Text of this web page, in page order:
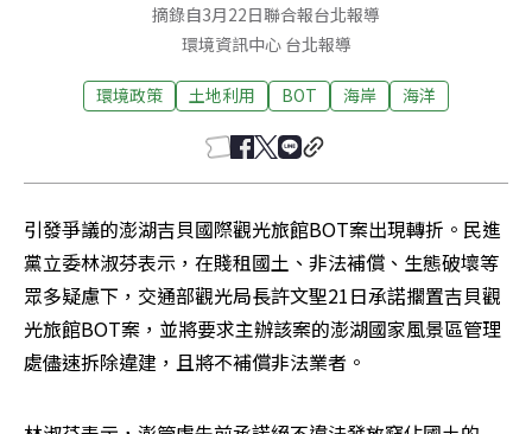
摘錄自3月22日聯合報台北報導
環境資訊中心 台北報導
環境政策 土地利用 BOT 海岸 海洋
引發爭議的澎湖吉貝國際觀光旅館BOT案出現轉折。民進
黨立委林淑芬表示，在賤租國土、非法補償、生態破壞等
眾多疑慮下，交通部觀光局長許文聖21日承諾擱置吉貝觀
光旅館BOT案，並將要求主辦該案的澎湖國家風景區管理
處儘速拆除違建，且將不補償非法業者。